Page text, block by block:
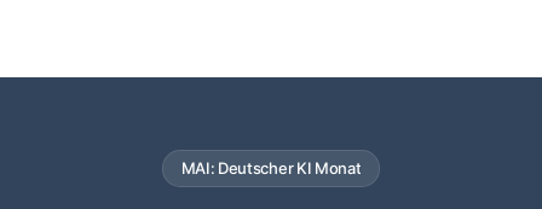
MAI: Deutscher KI Monat